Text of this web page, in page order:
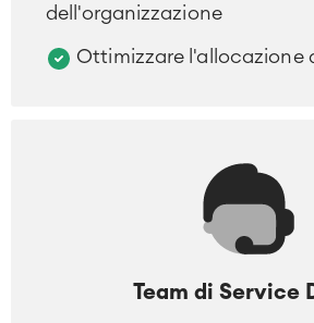
dell'organizzazione
Ottimizzare l'allocazione
Team di Service